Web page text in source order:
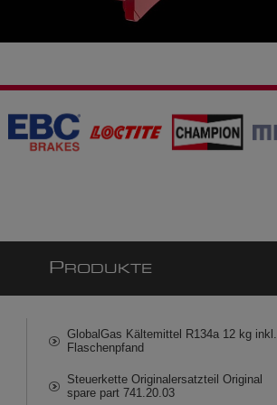
P RODUKTE
GlobalGas Kältemittel R134a 12 kg inkl.
Flaschenpfand
Steuerkette Originalersatzteil Original
spare part 741.20.03